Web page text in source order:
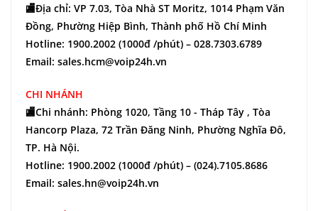
🏬Địa chỉ: VP 7.03, Tòa Nhà ST Moritz, 1014 Phạm Văn
Đồng, Phường Hiệp Bình, Thành phố Hồ Chí Minh
Hotline: 1900.2002 (1000đ /phút) – 028.7303.6789
Email: sales.hcm@voip24h.vn
CHI NHÁNH
🏬Chi nhánh: Phòng 1020, Tầng 10 - Tháp Tây , Tòa
Hancorp Plaza, 72 Trần Đăng Ninh, Phường Nghĩa Đô,
TP. Hà Nội.
Hotline: 1900.2002 (1000đ /phút) – (024).7105.8686
Email: sales.hn@voip24h.vn